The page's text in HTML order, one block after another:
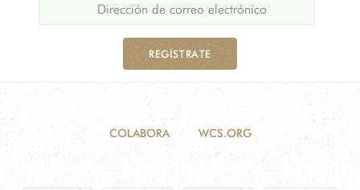
REGÍSTRATE
COLABORA WCS.ORG